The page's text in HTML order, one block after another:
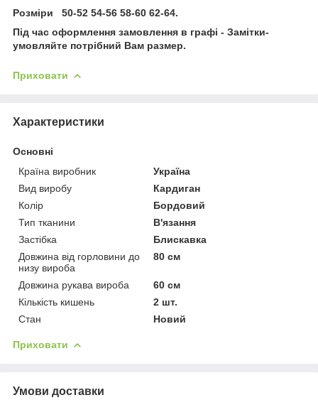
Розміри 50-52 54-56 58-60 62-64.
Під час оформлення замовлення в графі - Замітки-
умовляйте потрібний Вам размер.
Приховати
Характеристики
Основні
Країна виробник
Україна
Вид виробу
Кардиган
Колір
Бордовий
Тип тканини
В'язання
Застібка
Блискавка
Довжина від горловини до
низу вироба
80 см
Довжина рукава вироба
60 см
Кількість кишень
2 шт.
Стан
Новий
Приховати
Умови доставки